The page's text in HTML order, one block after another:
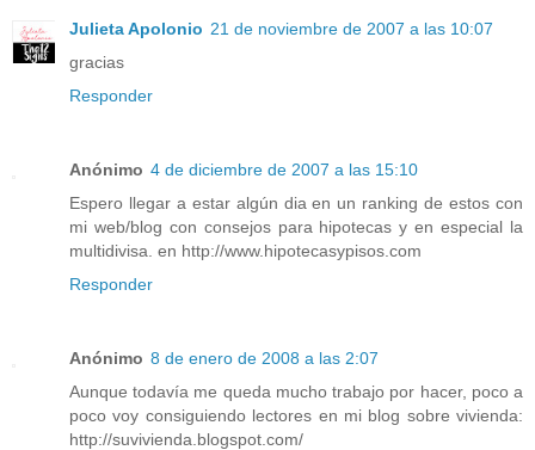
Julieta Apolonio 21 de noviembre de 2007 a las 10:07
gracias
Responder
Anónimo 4 de diciembre de 2007 a las 15:10
Espero llegar a estar algún dia en un ranking de estos con
mi web/blog con consejos para hipotecas y en especial la
multidivisa. en http://www.hipotecasypisos.com
Responder
Anónimo 8 de enero de 2008 a las 2:07
Aunque todavía me queda mucho trabajo por hacer, poco a
poco voy consiguiendo lectores en mi blog sobre vivienda:
http://suvivienda.blogspot.com/